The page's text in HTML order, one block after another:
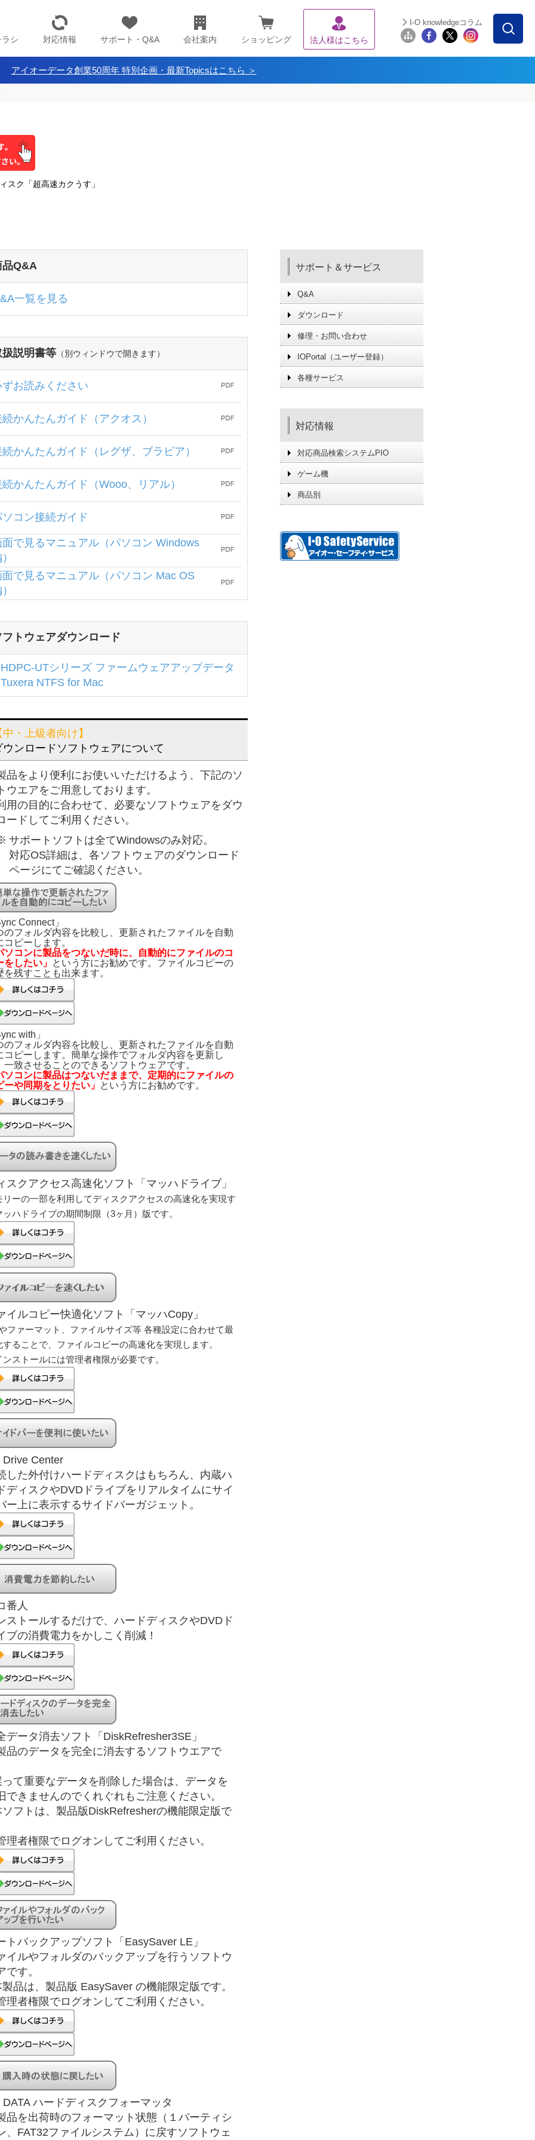
シ 対応情報 サポート・Q&A 会社案内 ショッピング 法人様はこちら
I-O knowledgeコラム
アイオーデータ創業50周年 特別企画・最新Topicsはこちら ＞
スク「超高速カクうす」
品Q&A
一覧を見る
扱説明書等 （別ウィンドウで開きます）
ずお読みください
かんたんガイド（アクオス）
続かんたんガイド（レグザ、ブラビア）
かんたんガイド（Wooo、リアル）
ソコン接続ガイド
面で見るマニュアル（パソコン Windows
面で見るマニュアル（パソコン Mac OS
フトウェアダウンロード
HDPC-UTシリーズ ファームウェアアップデータ
Tuxera NTFS for Mac
中・上級者向け】
ウンロードソフトウェアについて
品をより便利にお使いいただけるよう、下記のソ
ウエアをご用意しております。
用の目的に合わせて、必要なソフトウェアをダウ
ードしてご利用ください。
サポートソフトは全てWindowsのみ対応。
対応OS詳細は、各ソフトウェアのダウンロード
ページにてご確認ください。
Connect」
のフォルダ内容を比較し、更新されたファイルを自動
コピーします。
ソコンに製品をつないだ時に、自動的にファイルのコ
をしたい」 という方にお勧めです。ファイルコピーの
を残すことも出来ます。
with」
のフォルダ内容を比較し、更新されたファイルを自動
コピーします。簡単な操作でフォルダ内容を更新し
一致させることのできるソフトウェアです。
ソコンに製品はつないだままで、定期的にファイルの
ーや同期をとりたい」 という方にお勧めです。
スクアクセス高速化ソフト「マッハドライブ」
リーの一部を利用してディスクアクセスの高速化を実現す
ッハドライブの期間制限（3ヶ月）版です。
イルコピー快適化ソフト「マッハCopy」
ファーマット、ファイルサイズ等 各種設定に合わせて最
することで、ファイルコピーの高速化を実現します。
ストールには管理者権限が必要です。
Drive Center
した外付けハードディスクはもちろん、内蔵ハ
ディスクやDVDドライブをリアルタイムにサイ
ー上に表示するサイドバーガジェット。
番人
ストールするだけで、ハードディスクやDVDド
ブの消費電力をかしこく削減！
データ消去ソフト「DiskRefresher3SE」
品のデータを完全に消去するソフトウエアで
て重要なデータを削除した場合は、データを
できませんのでくれぐれもご注意ください。
フトは、製品版DiskRefresherの機能限定版で
者権限でログオンしてご利用ください。
トバックアップソフト「EasySaver LE」
イルやフォルダのバックアップを行うソフトウ
です。
品は、製品版 EasySaver の機能限定版です。
者権限でログオンしてご利用ください。
DATA ハードディスクフォーマッタ
品を出荷時のフォーマット状態（１パーティシ
、FAT32ファイルシステム）に戻すソフトウェ
サポート＆サービス
Q&A
ダウンロード
修理・お問い合わせ
IOPortal（ユーザー登録）
各種サービス
対応情報
対応商品検索システムPIO
ゲーム機
商品別